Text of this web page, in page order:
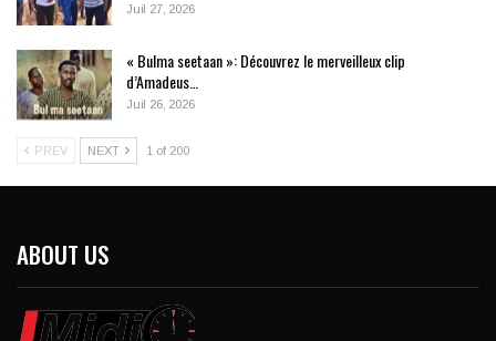
Juil 27, 2026
« Bulma seetaan »: Découvrez le merveilleux clip
d’Amadeus…
Juil 26, 2026
PREV NEXT 1 of 200
ABOUT US